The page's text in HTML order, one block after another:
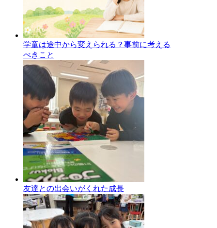
学童は途中から変えられる？事前に考える
べきこと
友達との出会いがくれた成長